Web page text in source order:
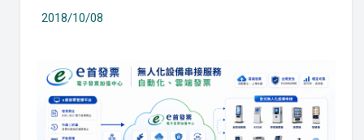
2018/10/08